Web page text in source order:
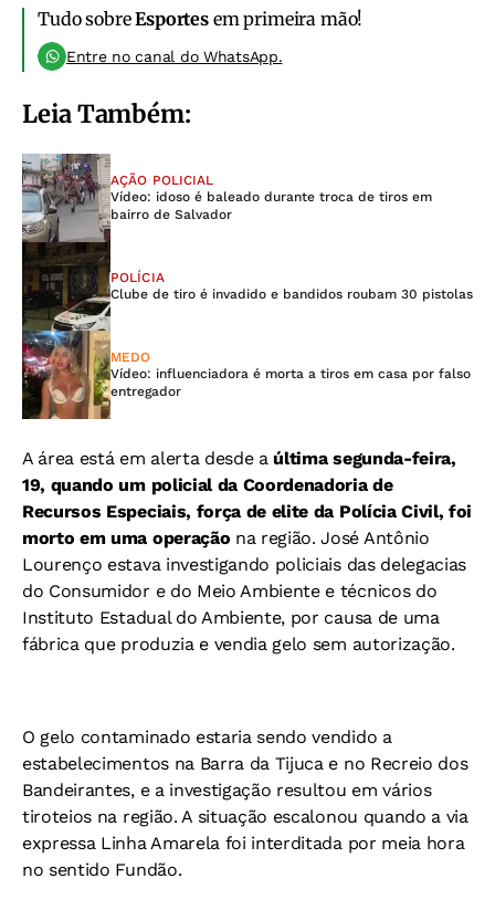
Tudo sobreEsportesem primeira mão!
Entre no canal do WhatsApp.
Leia Também:
AÇÃO POLICIAL
Vídeo: idoso é baleado durante troca de tiros em
bairro de Salvador
POLÍCIA
Clube de tiro é invadido e bandidos roubam 30 pistolas
MEDO
Vídeo: influenciadora é morta a tiros em casa por falso
entregador
A área está em alerta desde a última segunda-feira,
19, quando um policial da Coordenadoria de
Recursos Especiais, força de elite da Polícia Civil, foi
morto em uma operação na região. José Antônio
Lourenço estava investigando policiais das delegacias
do Consumidor e do Meio Ambiente e técnicos do
Instituto Estadual do Ambiente, por causa de uma
fábrica que produzia e vendia gelo sem autorização.
O gelo contaminado estaria sendo vendido a
estabelecimentos na Barra da Tijuca e no Recreio dos
Bandeirantes, e a investigação resultou em vários
tiroteios na região. A situação escalonou quando a via
expressa Linha Amarela foi interditada por meia hora
no sentido Fundão.